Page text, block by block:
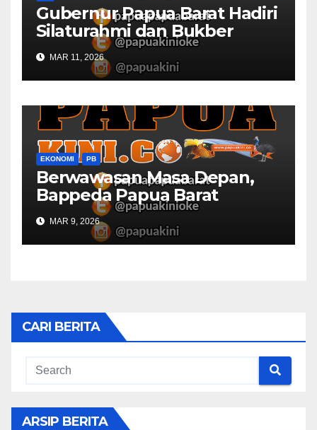
Gubernur Papua Barat Hadiri
Silaturahmi dan Bukber
Bersama DPR RI dan
Mendagri di IPDN
MAR 11, 2026
EKONOMI PB
Berwawasan Masa Depan,
Bappeda Papua Barat
Konsultasi Publik RKPD 2027
MAR 9, 2026
CARI BERITA
ARSIP BERITA